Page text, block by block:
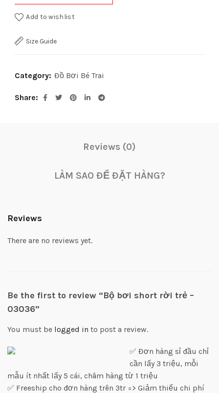
Add to wishlist
Size Guide
Category: Đồ Bơi Bé Trai
Share
Reviews (0)
LÀM SAO ĐỂ ĐẶT HÀNG?
Reviews
There are no reviews yet.
Be the first to review “Bộ bơi short rời trẻ –
03036”
You must be logged in to post a review.
✅ Đơn hàng sỉ đầu chỉ
cần lấy 3 triệu, mỗi
mẫu ít nhất lấy 5 cái, châm hàng từ 1 triệu
✅ Freeship cho đơn hàng trên 3tr => Giảm thiểu chi phí